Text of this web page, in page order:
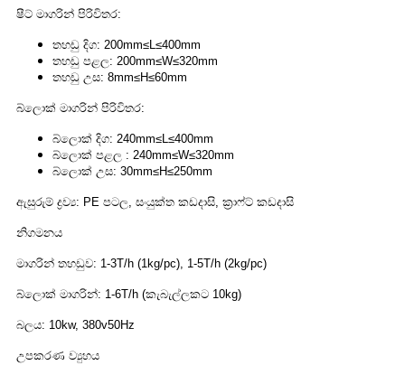
ෂීට් මාගරින් පිරිවිතර:
තහඩු දිග: 200mm≤L≤400mm
තහඩු පළල: 200mm≤W≤320mm
තහඩු උස: 8mm≤H≤60mm
බ්ලොක් මාගරින් පිරිවිතර:
බ්ලොක් දිග: 240mm≤L≤400mm
බ්ලොක් පළල : 240mm≤W≤320mm
බ්ලොක් උස: 30mm≤H≤250mm
ඇසුරුම් ද්‍රව්‍ය: PE පටල, සංයුක්ත කඩදාසි, ක්‍රාෆ්ට් කඩදාසි
නිගමනය
මාගරින් තහඩුව: 1-3T/h (1kg/pc), 1-5T/h (2kg/pc)
බ්ලොක් මාගරින්: 1-6T/h (කැබැල්ලකට 10kg)
බලය: 10kw, 380v50Hz
උපකරණ ව්‍යුහය